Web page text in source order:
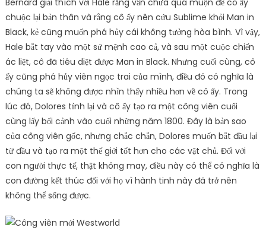
Bernard giải thích với Hale rằng vẫn chưa quá muộn để cô ấy
chuộc lại bản thân và rằng cô ấy nên cứu Sublime khỏi Man in
Black, kẻ cũng muốn phá hủy cái không tưởng hòa bình. Vì vậy,
Hale bắt tay vào một sứ mệnh cao cả, và sau một cuộc chiến
ác liệt, cô đã tiêu diệt được Man in Black. Nhưng cuối cùng, cô
ấy cũng phá hủy viên ngọc trai của mình, điều đó có nghĩa là
chúng ta sẽ không được nhìn thấy nhiều hơn về cô ấy. Trong
lúc đó, Dolores tỉnh lại và cô ấy tạo ra một công viên cuối
cùng lấy bối cảnh vào cuối những năm 1800. Đây là bản sao
của công viên gốc, nhưng chắc chắn, Dolores muốn bắt đầu lại
từ đầu và tạo ra một thế giới tốt hơn cho các vật chủ. Đối với
con người thực tế, thật không may, điều này có thể có nghĩa là
con đường kết thúc đối với họ vì hành tinh này đã trở nên
không thể sống được.